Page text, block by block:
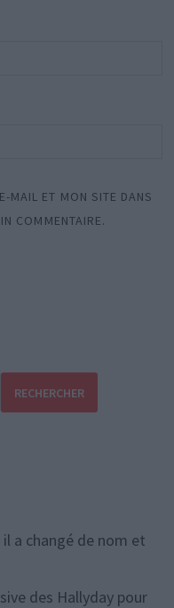
MAIL ET MON SITE DANS
COMMENTAIRE.
RECHERCHER
a changé de nom et
des Hallyday pour